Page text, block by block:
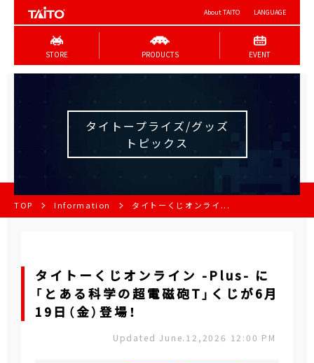
About TAITO LANGUAGE
STORE PRODUCTS EVENT
タイトープライズ/グッズ
トピックス
TOP Information タイトーくじオンライ...
タイトーくじオンライン -Plus- に
「とある科学の超電磁砲T」くじが6月
19日（金）登場！
Updated June.12,2026 12:00 PM